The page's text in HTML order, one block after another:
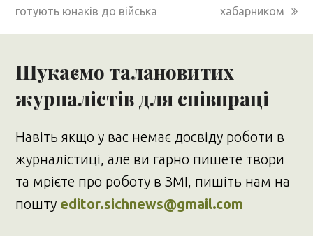
готують юнаків до війська
хабарником
Шукаємо талановитих
журналістів для співпраці
Навіть якщо у вас немає досвіду роботи в
журналістиці, але ви гарно пишете твори
та мрієте про роботу в ЗМІ, пишіть нам на
пошту editor.sichnews@gmail.com